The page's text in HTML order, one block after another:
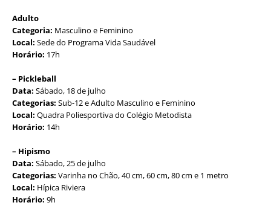
Adulto
Categoria: Masculino e Feminino
Local: Sede do Programa Vida Saudável
Horário: 17h
– Pickleball
Data: Sábado, 18 de julho
Categorias: Sub-12 e Adulto Masculino e Feminino
Local: Quadra Poliesportiva do Colégio Metodista
Horário: 14h
– Hipismo
Data: Sábado, 25 de julho
Categorias: Varinha no Chão, 40 cm, 60 cm, 80 cm e 1 metro
Local: Hípica Riviera
Horário: 9h